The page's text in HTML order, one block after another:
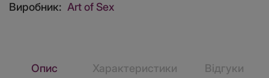
Виробник: Art of Sex
Опис Характеристики Відгуки